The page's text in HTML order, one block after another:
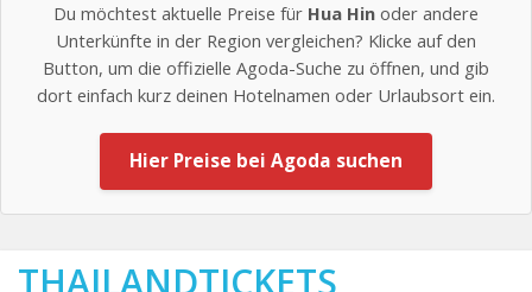
Du möchtest aktuelle Preise für Hua Hin oder andere
Unterkünfte in der Region vergleichen? Klicke auf den
Button, um die offizielle Agoda-Suche zu öffnen, und gib
dort einfach kurz deinen Hotelnamen oder Urlaubsort ein.
Hier Preise bei Agoda suchen
THAILANDTICKETS